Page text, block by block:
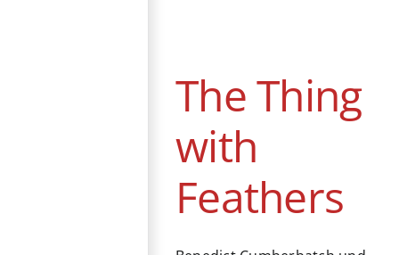
The Thing
with
Feathers